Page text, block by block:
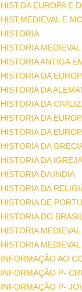
HIST.DA EUROPA E
HIST.MEDIEVAL E
HISTORIA
HISTORIA MEDIEVAL
HISTORIA ANTIGA
HISTORIA DA
HISTORIA DA
HISTORIA DA
HISTORIA DA
HISTORIA DA
HISTORIA DA
HISTORIA DA
HISTORIA DA INDIA
HISTORIA DA
HISTORIA DE
HISTORIA DO BRASIL
HISTORIA MEDIEVAL
HISTORIA
INFORMAÇÃO AO
INFORMAÇÃO P-
INFORMAÇÃO P-